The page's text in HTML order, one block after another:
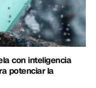
con inteligencia
potenciar la